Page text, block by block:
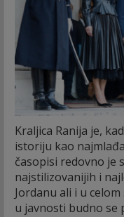
Kraljica Ranija je,
istoriju kao
časopisi redovno je
najstilizovanijih i
Jordanu ali i u
u javnosti budno se